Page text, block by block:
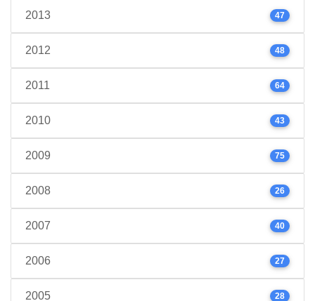
2013 47
2012 48
2011 64
2010 43
2009 75
2008 26
2007 40
2006 27
2005 28